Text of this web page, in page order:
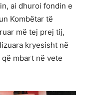
ai dhuroi fondin e
Kombëtar të
më tej prej tij,
kryesisht në
mbart në vete